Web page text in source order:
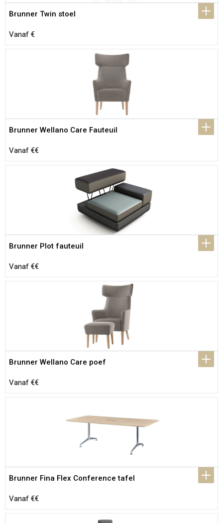
Brunner Twin stoel
Vanaf €
Brunner Wellano Care Fauteuil
Vanaf €€
Brunner Plot fauteuil
Vanaf €€
Brunner Wellano Care poef
Vanaf €€
Brunner Fina Flex Conference tafel
Vanaf €€